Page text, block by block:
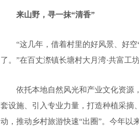
来山野，寻一抹“清香”
“这几年，借着村里的好风景、好空
了。”在百丈漈镇长塘村大月湾·共富工
依托本地自然风光和产业文化资源，
套设施、引入专业力量，打造种植采摘
动，推动乡村旅游快速“出圈”。今年以